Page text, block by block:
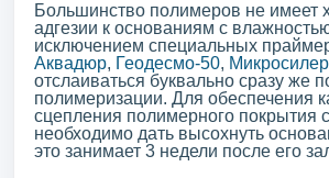
Большинство полимеров не имеет
адгезии к основаниям с
исключением специальных
Аквадюр, Геодесмо-50,
отслаиваться буквально сразу же
полимеризации. Для обеспечения
сцепления полимерного покрытия
необходимо дать высохнуть
это занимает 3 недели после его